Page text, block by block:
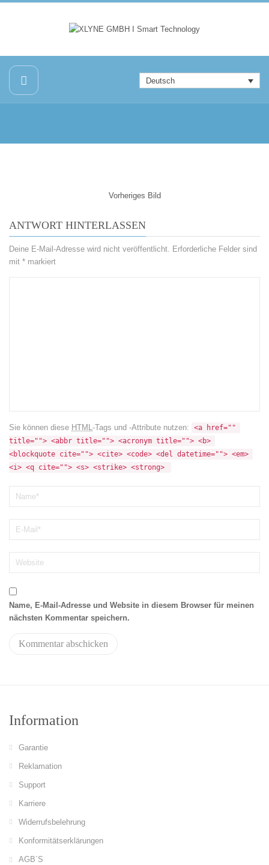
Deutsch
Vorheriges Bild
ANTWORT HINTERLASSEN
Deine E-Mail-Adresse wird nicht veröffentlicht. Erforderliche Felder sind
mit * markiert
Sie können diese HTML-Tags und -Attribute nutzen:
<a href=""
title=""> <abbr title=""> <acronym title=""> <b>
<blockquote cite=""> <cite> <code> <del datetime=""> <em>
<i> <q cite=""> <s> <strike> <strong>
Name, E-Mail-Adresse und Website in diesem Browser für meinen
nächsten Kommentar speichern.
Information
Garantie
Reklamation
Support
Karriere
Widerrufsbelehrung
Konformitätserklärungen
AGB´S